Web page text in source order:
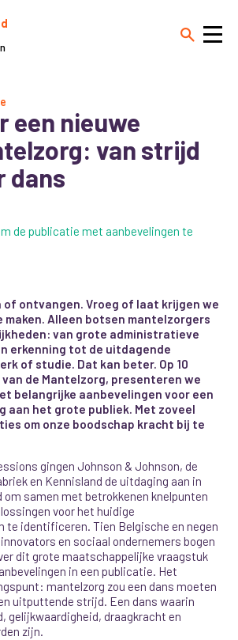
een nieuwe
van strijd
dans
de publicatie met aanbevelingen te
of ontvangen. Vroeg of laat krijgen we
maken. Alleen botsen mantelzorgers
van grote administratieve
erkenning tot de uitdagende
of studie. Dat kan beter. Op 10
van de Mantelzorg, presenteren we
belangrijke aanbevelingen voor een
aan het grote publiek. Met zoveel
om onze boodschap kracht bij te
gingen Johnson & Johnson, de
en Kennisland de uitdaging aan in
om samen met betrokkenen knelpunten
voor het huidige
te identificeren. Tien Belgische en negen
en sociaal ondernemers bogen
dit grote maatschappelijke vraagstuk
in een publicatie. Het
mantelzorg zou een dans moeten
uitputtende strijd. Een dans waarin
gelijkwaardigheid, draagkracht en
zijn.